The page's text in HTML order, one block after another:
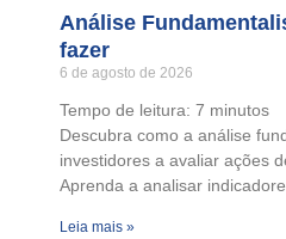
Análise
fazer
6 de agosto de 2026
Tempo de leitura: 7 minutos
Descubra como a análise
investidores a avaliar ações
Aprenda a analisar
Leia mais »